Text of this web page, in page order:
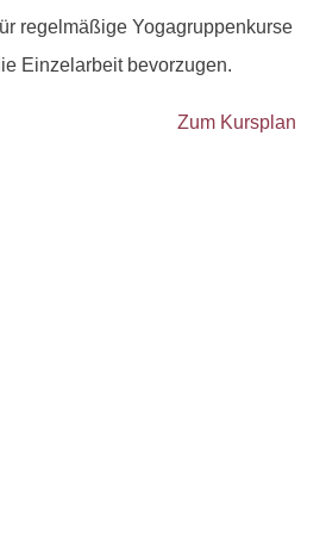
regelmäßige Yogagruppenkurse
Einzelarbeit bevorzugen.
Zum Kursplan